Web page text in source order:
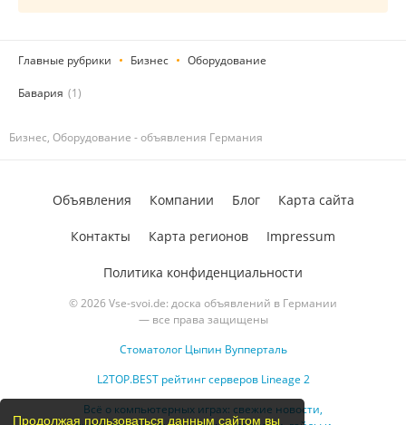
Продолжая пользоваться данным сайтом вы
Главные рубрики Бизнес Оборудование
Бавария (1)
Бизнес, Оборудование - объявления Германия
© 2026 Vse-svoi.de: доска объявлений в Германии
— все права защищены
Стоматолог Цыпин Вупперталь
L2TOP.BEST рейтинг серверов Lineage 2
Всё о компьютерных играх: свежие новости,
Объявления Компании Блог Карта сайта
Контакты Карта регионов Impressum
Политика конфиденциальности